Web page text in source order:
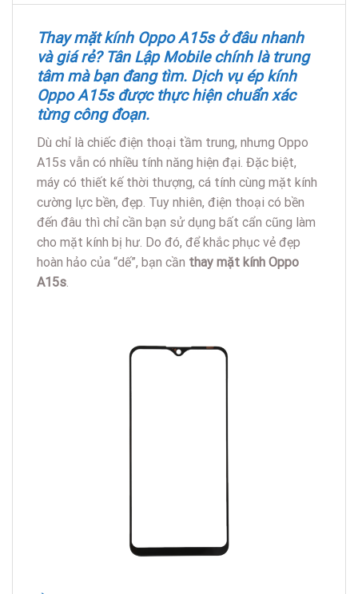
Thay mặt kính Oppo A15s ở đâu nhanh
và giá rẻ? Tân Lập Mobile chính là trung
tâm mà bạn đang tìm. Dịch vụ ép kính
Oppo A15s được thực hiện chuẩn xác
từng công đoạn.
Dù chỉ là chiếc điện thoại tầm trung, nhưng Oppo
A15s vẫn có nhiều tính năng hiện đại. Đặc biệt,
máy có thiết kế thời thượng, cá tính cùng mặt kính
cường lực bền, đẹp. Tuy nhiên, điện thoại có bền
đến đâu thì chỉ cần bạn sử dụng bất cẩn cũng làm
cho mặt kính bị hư. Do đó, để khắc phục vẻ đẹp
hoàn hảo của “dế”, bạn cần thay mặt kính Oppo
A15s.